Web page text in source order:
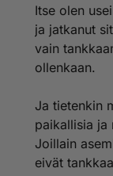
Itse olen
ja jatkanut
vain
ollenkaan.
Ja tietenkin
paikallisia ja
Joillain
eivät